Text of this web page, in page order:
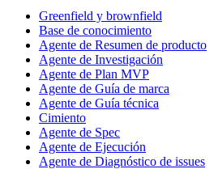
Greenfield y brownfield
Base de conocimiento
Agente de Resumen de producto
Agente de Investigación
Agente de Plan MVP
Agente de Guía de marca
Agente de Guía técnica
Cimiento
Agente de Spec
Agente de Ejecución
Agente de Diagnóstico de issues